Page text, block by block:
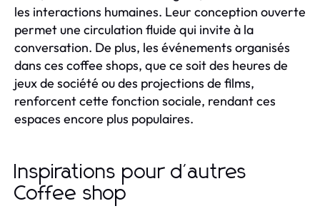
les interactions humaines. Leur conception ouverte
permet une circulation fluide qui invite à la
conversation. De plus, les événements organisés
dans ces coffee shops, que ce soit des heures de
jeux de société ou des projections de films,
renforcent cette fonction sociale, rendant ces
espaces encore plus populaires.
Inspirations pour d'autres
Coffee shop